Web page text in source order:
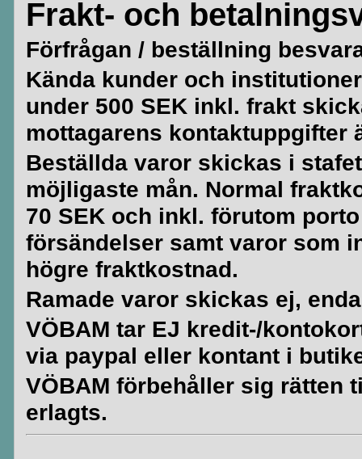
Frakt- och
Förfrågan / beställning
Kända kunder och
under 500 SEK inkl. frakt
mottagarens kontaktuppgifter
Beställda varor skickas i
möjligaste mån. Normal
70 SEK och inkl. förutom
försändelser samt varor som
högre fraktkostnad.
Ramade varor skickas ej,
VÖBAM tar EJ kredit-/
via paypal eller kontant i
VÖBAM förbehåller sig rätten
erlagts.